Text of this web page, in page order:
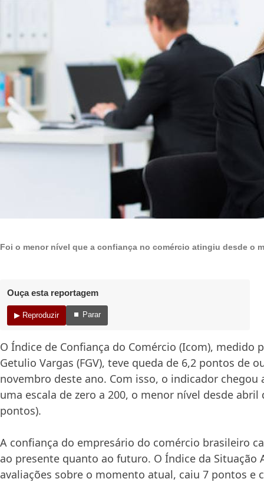
Foi o menor nível que a confiança no comércio atingiu desde o
Ouça esta reportagem
▶ Reproduzir ⏹ Parar
O Índice de Confiança do Comércio (Icom), medido
Getulio Vargas (FGV), teve queda de 6,2 pontos de
novembro deste ano. Com isso, o indicador chegou
uma escala de zero a 200, o menor nível desde abril
pontos).
A confiança do empresário do comércio brasileiro
ao presente quanto ao futuro. O Índice da Situação
avaliações sobre o momento atual, caiu 7 pontos e